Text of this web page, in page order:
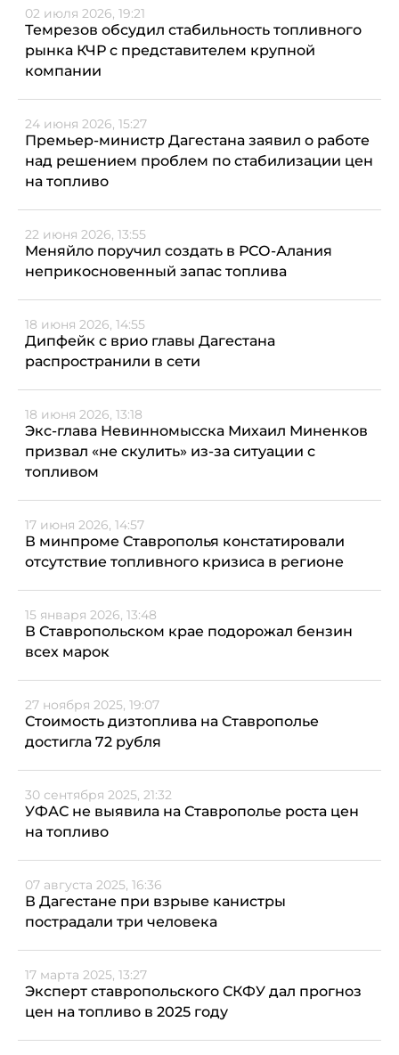
02 июля 2026, 19:21
Темрезов обсудил стабильность топливного
рынка КЧР с представителем крупной
компании
24 июня 2026, 15:27
Премьер-министр Дагестана заявил о работе
над решением проблем по стабилизации цен
на топливо
22 июня 2026, 13:55
Меняйло поручил создать в РСО-Алания
неприкосновенный запас топлива
18 июня 2026, 14:55
Дипфейк с врио главы Дагестана
распространили в сети
18 июня 2026, 13:18
Экс-глава Невинномысска Михаил Миненков
призвал «не скулить» из-за ситуации с
топливом
17 июня 2026, 14:57
В минпроме Ставрополья констатировали
отсутствие топливного кризиса в регионе
15 января 2026, 13:48
В Ставропольском крае подорожал бензин
всех марок
27 ноября 2025, 19:07
Стоимость дизтоплива на Ставрополье
достигла 72 рубля
30 сентября 2025, 21:32
УФАС не выявила на Ставрополье роста цен
на топливо
07 августа 2025, 16:36
В Дагестане при взрыве канистры
пострадали три человека
17 марта 2025, 13:27
Эксперт ставропольского СКФУ дал прогноз
цен на топливо в 2025 году